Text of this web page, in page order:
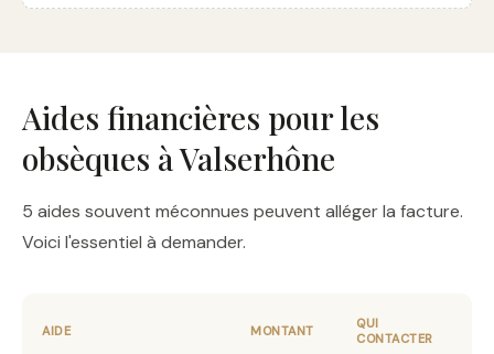
Aides financières pour les
obsèques à Valserhône
5 aides souvent méconnues peuvent alléger la facture.
Voici l'essentiel à demander.
AIDE MONTANT
QUI
CONTACTER